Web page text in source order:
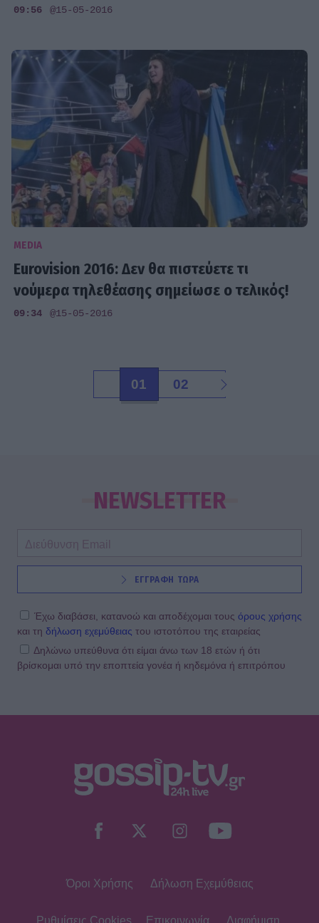
09:56 @15-05-2016
MEDIA
Eurovision 2016: Δεν θα πιστεύετε τι
νούμερα τηλεθέασης σημείωσε ο τελικός!
09:34 @15-05-2016
01 02
NEWSLETTER
ΕΓΓΡΑΦΗ ΤΩΡΑ
Έχω διαβάσει, κατανοώ και αποδέχομαι τους όρους χρήσης
και τη δήλωση εχεμύθειας του ιστοτόπου της εταιρείας
Δηλώνω υπεύθυνα ότι είμαι άνω των 18 ετών ή ότι
βρίσκομαι υπό την εποπτεία γονέα ή κηδεμόνα ή επιτρόπου
Όροι Χρήσης Δήλωση Εχεμύθειας
Ρυθμίσεις Cookies Επικοινωνία Διαφήμιση